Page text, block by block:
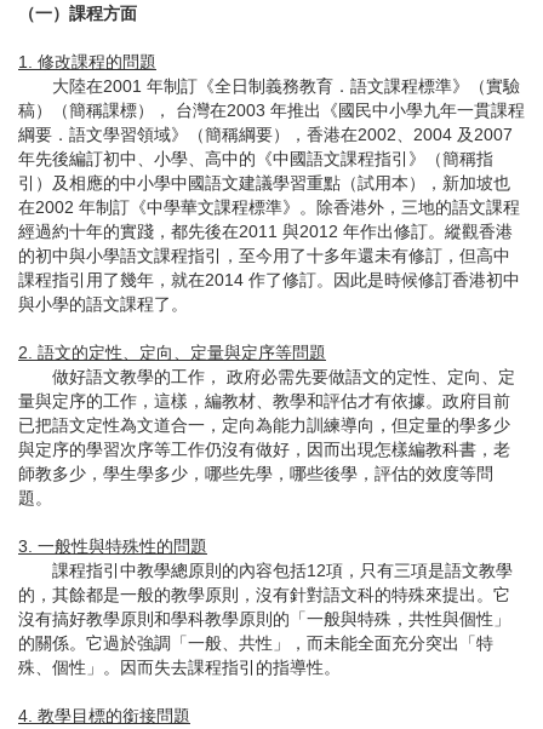
（一）課程方面
1. 修改課程的問題
大陸在2001 年制訂《全日制義務教育．語文課程標準》（實驗
稿）（簡稱課標）， 台灣在2003 年推出《國民中小學九年一貫課程
綱要．語文學習領域》（簡稱綱要），香港在2002、2004 及2007
年先後編訂初中、小學、高中的《中國語文課程指引》（簡稱指
引）及相應的中小學中國語文建議學習重點（試用本），新加坡也
在2002 年制訂《中學華文課程標準》。除香港外，三地的語文課程
經過約十年的實踐，都先後在2011 與2012 年作出修訂。縱觀香港
的初中與小學語文課程指引，至今用了十多年還未有修訂，但高中
課程指引用了幾年，就在2014 作了修訂。因此是時候修訂香港初中
與小學的語文課程了。
2. 語文的定性、定向、定量與定序等問題
做好語文教學的工作， 政府必需先要做語文的定性、定向、定
量與定序的工作，這樣，編教材、教學和評估才有依據。政府目前
已把語文定性為文道合一，定向為能力訓練導向，但定量的學多少
與定序的學習次序等工作仍沒有做好，因而出現怎樣編教科書，老
師教多少，學生學多少，哪些先學，哪些後學，評估的效度等問
題。
3. 一般性與特殊性的問題
課程指引中教學總原則的內容包括12項，只有三項是語文教學
的，其餘都是一般的教學原則，沒有針對語文科的特殊來提出。它
沒有搞好教學原則和學科教學原則的「一般與特殊，共性與個性」
的關係。它過於強調「一般、共性」，而未能全面充分突出「特
殊、個性」。因而失去課程指引的指導性。
4. 教學目標的銜接問題